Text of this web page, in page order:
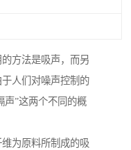
方法是吸声，而另
人们对噪声控制的
声”这两个不同的概
为原料所制成的吸